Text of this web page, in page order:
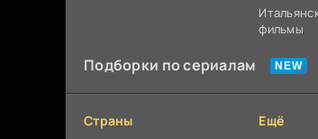
фильмы
Подборки по сериалам
Страны Ещё